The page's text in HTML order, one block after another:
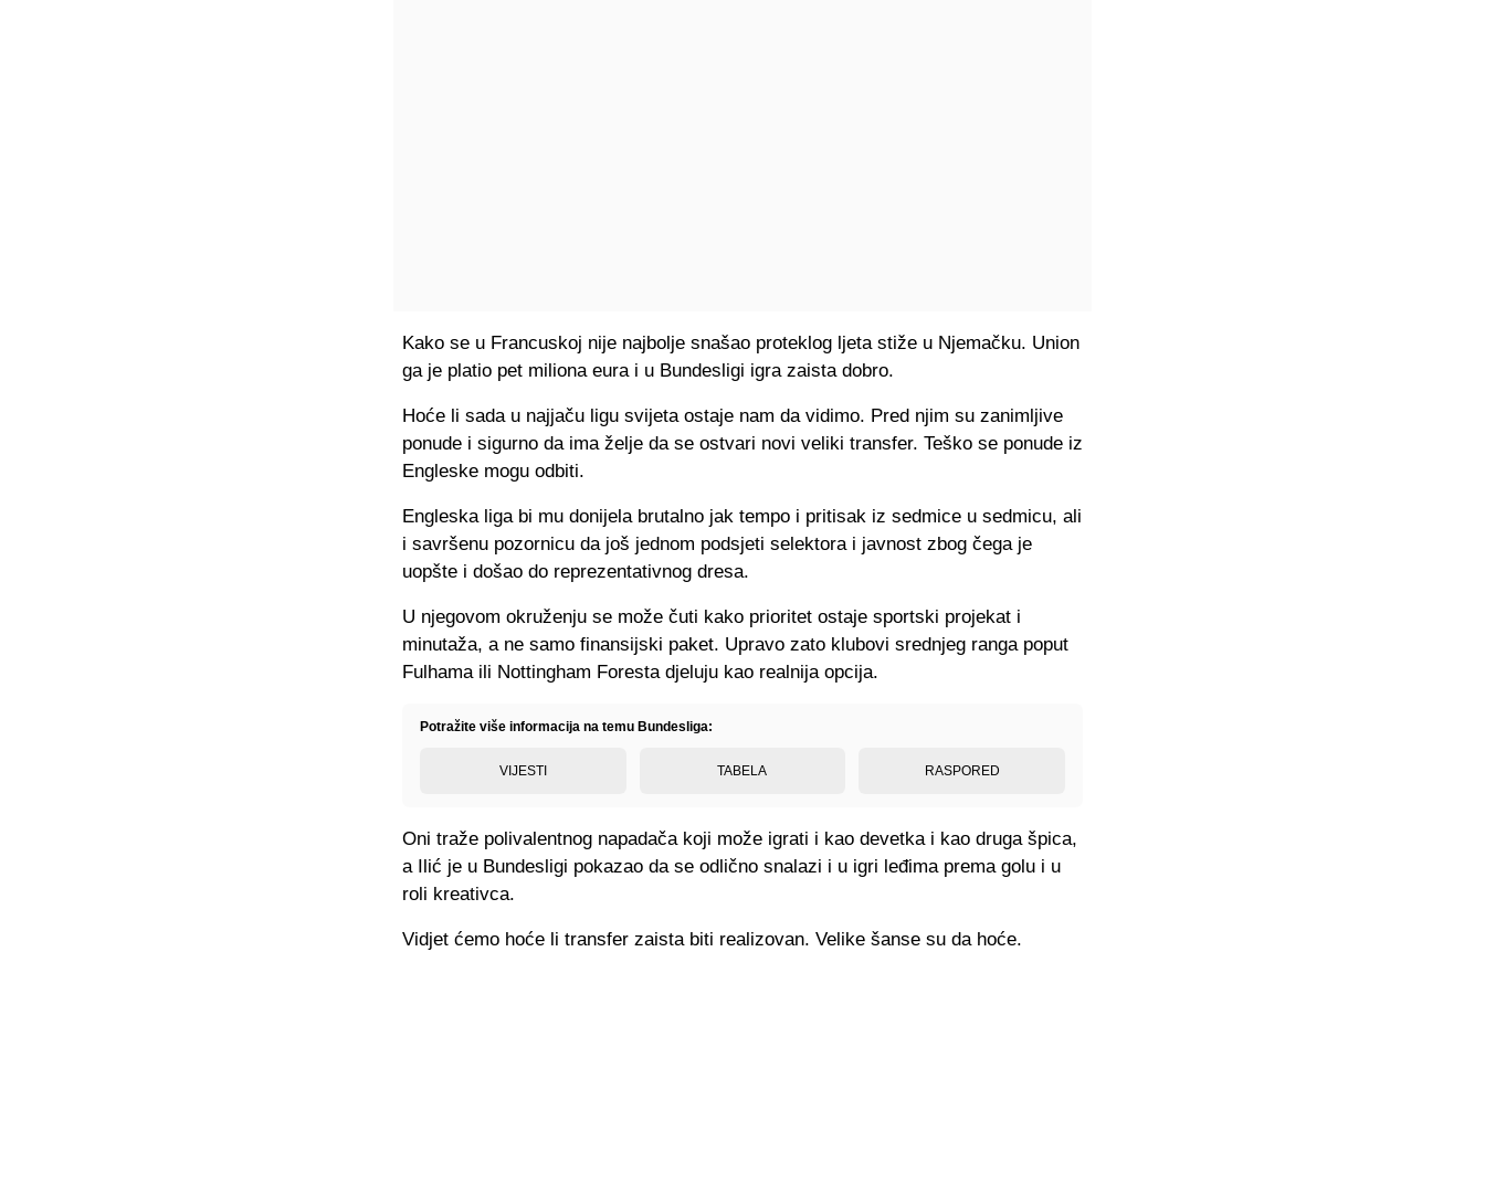
Kako se u Francuskoj nije najbolje snašao proteklog ljeta stiže u Njemačku. Union
ga je platio pet miliona eura i u Bundesligi igra zaista dobro.
Hoće li sada u najjaču ligu svijeta ostaje nam da vidimo. Pred njim su zanimljive
ponude i sigurno da ima želje da se ostvari novi veliki transfer. Teško se ponude iz
Engleske mogu odbiti.
Engleska liga bi mu donijela brutalno jak tempo i pritisak iz sedmice u sedmicu, ali
i savršenu pozornicu da još jednom podsjeti selektora i javnost zbog čega je
uopšte i došao do reprezentativnog dresa.
U njegovom okruženju se može čuti kako prioritet ostaje sportski projekat i
minutaža, a ne samo finansijski paket. Upravo zato klubovi srednjeg ranga poput
Fulhama ili Nottingham Foresta djeluju kao realnija opcija.
Potražite više informacija na temu Bundesliga:
VIJESTI TABELA RASPORED
Oni traže polivalentnog napadača koji može igrati i kao devetka i kao druga špica,
a Ilić je u Bundesligi pokazao da se odlično snalazi i u igri leđima prema golu i u
roli kreativca.
Vidjet ćemo hoće li transfer zaista biti realizovan. Velike šanse su da hoće.